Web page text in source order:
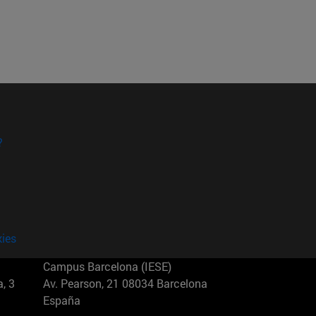
3
Campus Barcelona (IESE)
Av. Pearson, 21 08034 Barcelona
España